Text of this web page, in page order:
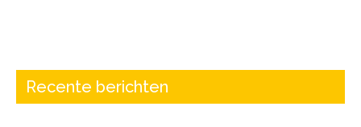
b
o
Recente berichten